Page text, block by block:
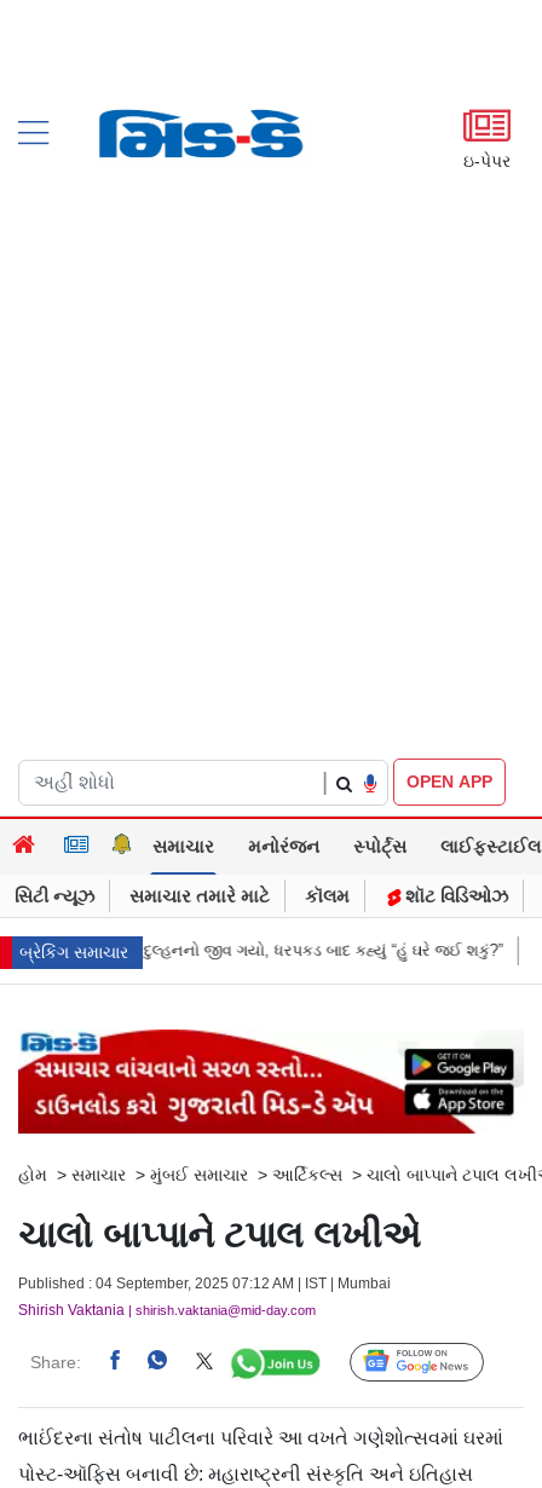
ઇ-પેપર
OPEN APP
સમાચાર મનોરંજન સ્પોર્ટ્સ લાઈફસ્ટાઈલ
સિટી ન્યૂઝ સમાચાર તમારે માટે કૉલમ શૉટ વિડિઓઝ
બ્રેકિંગ સમાચાર
ધરપકડ બાદ કહ્યું “હું ઘરે જઈ શકું?” ‘હું બાબા બાગેશ્વર નથી...’: IIT
હોમ > સમાચાર > મુંબઈ સમાચાર > આર્ટિકલ્સ > ચાલો બાપ્પાને ટપાલ
ચાલો બાપ્પાને ટપાલ લખીએ
Published : 04 September, 2025 07:12 AM | IST | Mumbai
Shirish Vaktania | shirish.vaktania@mid-day.com
Share: Follow Us
ભાઈંદરના સંતોષ પાટીલના પરિવારે આ વખતે ગણેશોત્સવમાં ઘરમાં
પોસ્ટ-ઑફિસ બનાવી છે: મહારાષ્ટ્રની સંસ્કૃતિ અને ઇતિહાસ